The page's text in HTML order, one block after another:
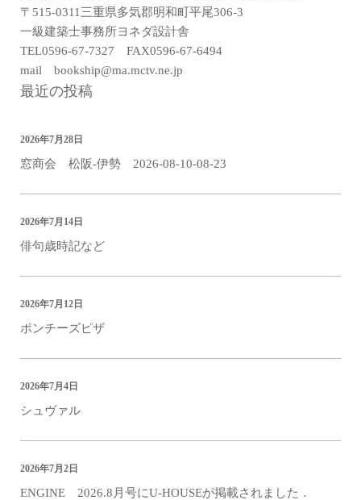
〒515-0311三重県多気郡明和町平尾306-3
一級建築士事務所ヨネダ設計舎
TEL0596-67-7327 FAX0596-67-6494
mail bookship@ma.mctv.ne.jp
最近の投稿
窓商会 松阪-伊勢 2026-08-10-08-23
2026年7月28日
俳句歳時記など
2026年7月14日
ポンチーズピザ
2026年7月12日
シュヴァル
2026年7月4日
ENGINE 2026.8月号にU-HOUSEが掲載されました．
2026年7月2日